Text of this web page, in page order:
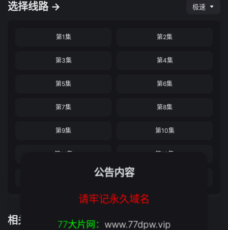
选择线路 → 极速
第1集 第2集
第3集 第4集
第5集 第6集
第7集 第8集
第9集 第10集
第11集 第12集
相关推荐
公告内容
请牢记永久域名
77大片网： www.77dpw.vip